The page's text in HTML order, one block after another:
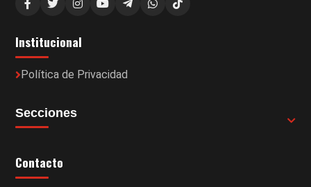
Institucional
Política de Privacidad
Secciones
Contacto